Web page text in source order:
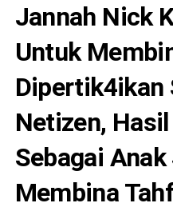
Jannah Nick
Untuk
Dipertik4ikan
Netizen,
Sebagai
Membina